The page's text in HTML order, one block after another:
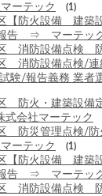
ーテック
(1)
【防火設備 建築
報告 ⇒ マーテッ
消防設備点検
消防設備点検/連
験/報告義務 業者
防火・建築設備
会社マーテック
防災管理点検/防
ーテック
(1)
【防火設備 建築
報告 ⇒ マーテッ
消防設備点検